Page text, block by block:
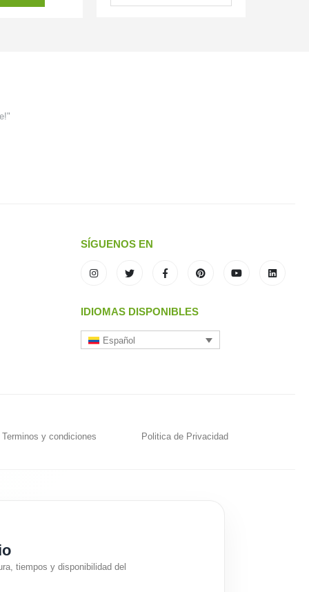
SÍGUENOS EN
IDIOMAS DISPONIBLES
Español
Terminos y condiciones Politica de Privacidad
tiempos y disponibilidad del